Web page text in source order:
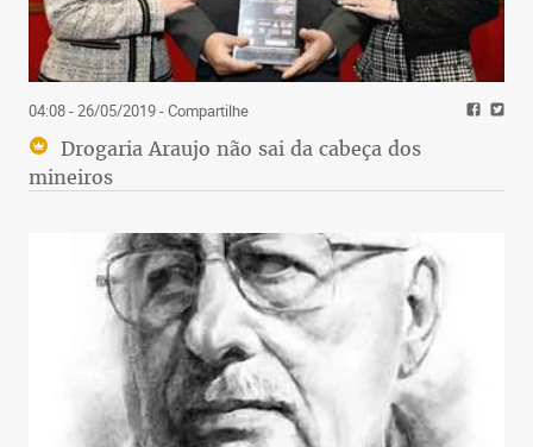
04:08 - 26/05/2019- Compartilhe
Drogaria Araujo não sai da cabeça dos
mineiros